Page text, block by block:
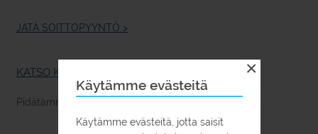
Käytämme evästeitä
Käytämme evästeitä, jotta saisit
×
JÄTÄ SOITTOPYYNTÖ >
KATSO KAIKKI RYHMÄMATKAEHDOTELMAT
Pidätämme oikeudet muutoksiin.